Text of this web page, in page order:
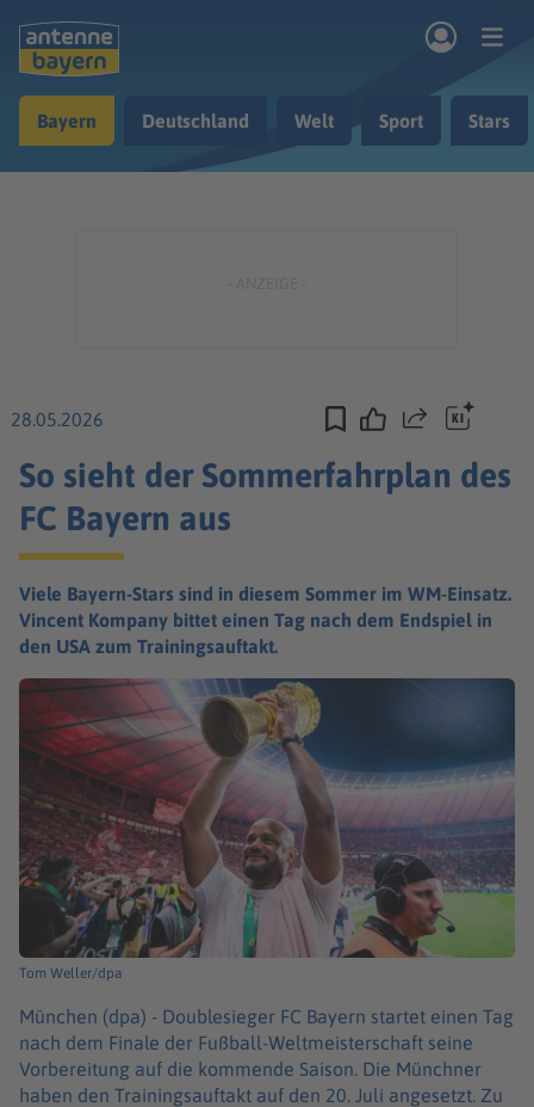
Musik & Radio
Bayern Deutschland Welt Sport Stars
28.05.2026 Teilen
So sieht der Sommerfahrplan des
FC Bayern aus
Viele Bayern-Stars sind in diesem Sommer im WM-Einsatz.
Vincent Kompany bittet einen Tag nach dem Endspiel in
den USA zum Trainingsauftakt.
Tom Weller/dpa
München (dpa) - Doublesieger FC Bayern startet einen Tag
nach dem Finale der Fußball-Weltmeisterschaft seine
Vorbereitung auf die kommende Saison. Die Münchner
haben den Trainingsauftakt auf den 20. Juli angesetzt. Zu